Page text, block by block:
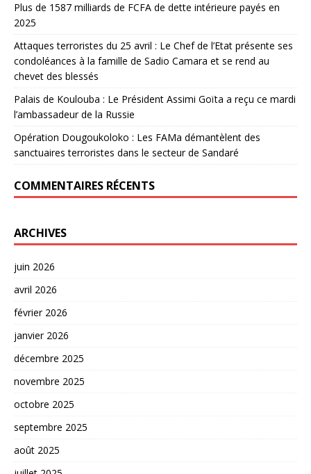
Plus de 1587 milliards de FCFA de dette intérieure payés en
2025
Attaques terroristes du 25 avril : Le Chef de l’Etat présente ses
condoléances à la famille de Sadio Camara et se rend au
chevet des blessés
Palais de Koulouba : Le Président Assimi Goïta a reçu ce mardi
l’ambassadeur de la Russie
Opération Dougoukoloko : Les FAMa démantèlent des
sanctuaires terroristes dans le secteur de Sandaré
COMMENTAIRES RÉCENTS
ARCHIVES
juin 2026
avril 2026
février 2026
janvier 2026
décembre 2025
novembre 2025
octobre 2025
septembre 2025
août 2025